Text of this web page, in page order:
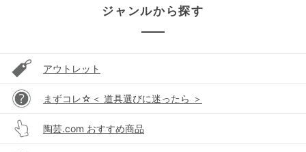
ジャンルから探す
アウトレット
まずコレ☆＜ 道具選びに迷ったら ＞
陶芸.com おすすめ商品